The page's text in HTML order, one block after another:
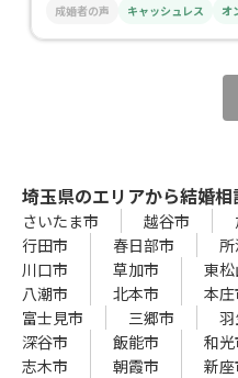
成婚者の声 キャッシュレス オ
埼玉県のエリアから結婚
さいたま市 越谷市
行田市
春日部市
川口市
草加市 東
八潮市
北本市 本庄
富士見市
三郷市
深谷市
飯能市 和光
志木市
朝霞市 新座